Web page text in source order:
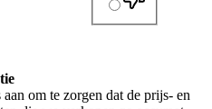
om te zorgen dat de prijs- en